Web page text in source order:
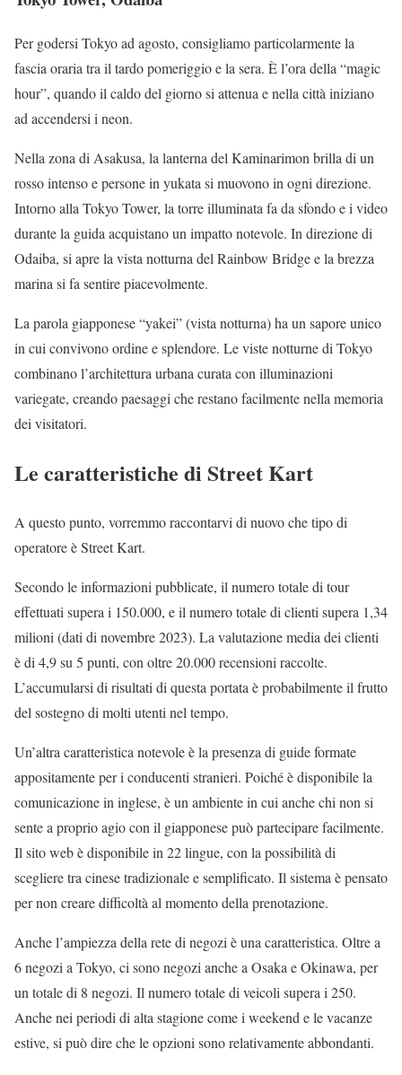
Per godersi Tokyo ad agosto, consigliamo particolarmente la
fascia oraria tra il tardo pomeriggio e la sera. È l’ora della “magic
hour”, quando il caldo del giorno si attenua e nella città iniziano
ad accendersi i neon.
Nella zona di Asakusa, la lanterna del Kaminarimon brilla di un
rosso intenso e persone in yukata si muovono in ogni direzione.
Intorno alla Tokyo Tower, la torre illuminata fa da sfondo e i video
durante la guida acquistano un impatto notevole. In direzione di
Odaiba, si apre la vista notturna del Rainbow Bridge e la brezza
marina si fa sentire piacevolmente.
La parola giapponese “yakei” (vista notturna) ha un sapore unico
in cui convivono ordine e splendore. Le viste notturne di Tokyo
combinano l’architettura urbana curata con illuminazioni
variegate, creando paesaggi che restano facilmente nella memoria
dei visitatori.
Le caratteristiche di Street Kart
A questo punto, vorremmo raccontarvi di nuovo che tipo di
operatore è Street Kart.
Secondo le informazioni pubblicate, il numero totale di tour
effettuati supera i 150.000, e il numero totale di clienti supera 1,34
milioni (dati di novembre 2023). La valutazione media dei clienti
è di 4,9 su 5 punti, con oltre 20.000 recensioni raccolte.
L’accumularsi di risultati di questa portata è probabilmente il frutto
del sostegno di molti utenti nel tempo.
Un’altra caratteristica notevole è la presenza di guide formate
appositamente per i conducenti stranieri. Poiché è disponibile la
comunicazione in inglese, è un ambiente in cui anche chi non si
sente a proprio agio con il giapponese può partecipare facilmente.
Il sito web è disponibile in 22 lingue, con la possibilità di
scegliere tra cinese tradizionale e semplificato. Il sistema è pensato
per non creare difficoltà al momento della prenotazione.
Anche l’ampiezza della rete di negozi è una caratteristica. Oltre a
6 negozi a Tokyo, ci sono negozi anche a Osaka e Okinawa, per
un totale di 8 negozi. Il numero totale di veicoli supera i 250.
Anche nei periodi di alta stagione come i weekend e le vacanze
estive, si può dire che le opzioni sono relativamente abbondanti.